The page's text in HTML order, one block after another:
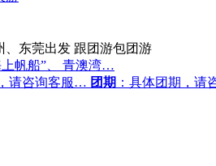
、东莞出发 跟团游包团游
帆船”、 青澳湾…
请咨询客服… 团期 ：具体团期，请